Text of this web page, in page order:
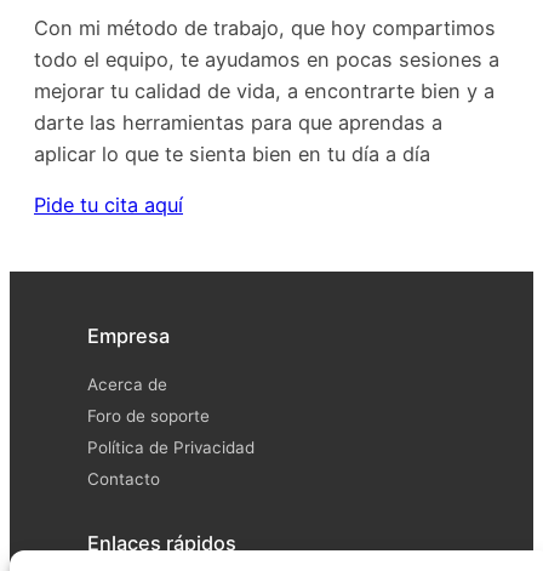
Con mi método de trabajo, que hoy compartimos
todo el equipo, te ayudamos en pocas sesiones a
mejorar tu calidad de vida, a encontrarte bien y a
darte las herramientas para que aprendas a
aplicar lo que te sienta bien en tu día a día
Pide tu cita aquí
Empresa
Acerca de
Foro de soporte
Política de Privacidad
Contacto
Enlaces rápidos